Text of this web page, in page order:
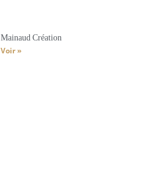
Mainaud Création
Voir »